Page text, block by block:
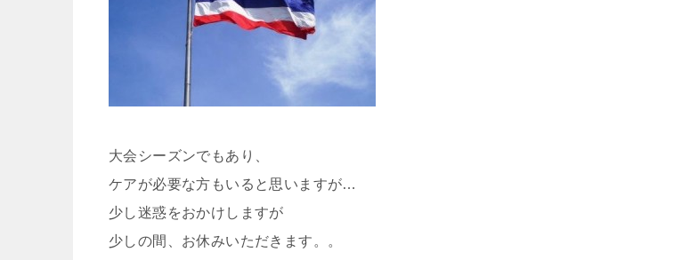
大会シーズンでもあり、
ケアが必要な方もいると思いますが…
少し迷惑をおかけしますが
少しの間、お休みいただきます。。